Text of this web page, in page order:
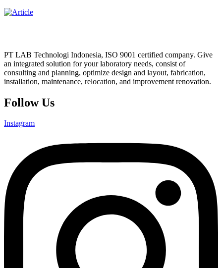
PT LAB Technologi Indonesia, ISO 9001 certified company. Give
an integrated solution for your laboratory needs, consist of
consulting and planning, optimize design and layout, fabrication,
installation, maintenance, relocation, and improvement renovation.
Follow Us
Instagram